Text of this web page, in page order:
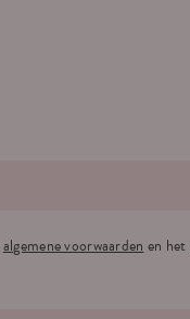
algemene voorwaarden en het